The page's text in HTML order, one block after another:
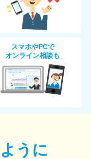
スマホやPCで
オンライン相談も
うに